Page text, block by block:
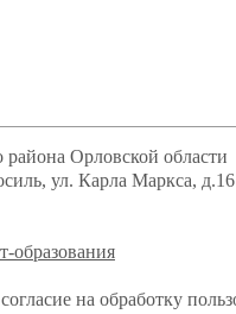
Орловской области
ул. Карла Маркса, д.16
образования
на обработку